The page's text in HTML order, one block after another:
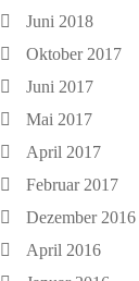
Juni 2018
Oktober 2017
Juni 2017
Mai 2017
April 2017
Februar 2017
Dezember 2016
April 2016